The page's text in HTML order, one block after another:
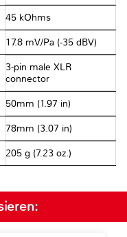
45 kOhms
17.8 mV/Pa (-35 dBV)
3-pin male XLR
connector
50mm (1.97 in)
78mm (3.07 in)
205 g (7.23 oz.)